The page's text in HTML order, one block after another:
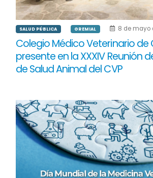
SALUD PÚBLICA GREMIAL 8 de mayo
Colegio Médico Veterinario de
presente en la XXXIV Reunión
de Salud Animal del CVP